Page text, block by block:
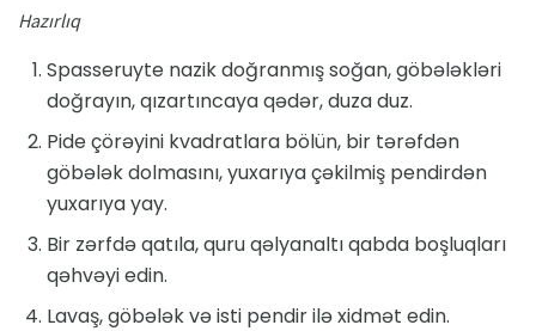
Hazırlıq
Spasseruyte nazik doğranmış soğan, göbələkləri
doğrayın, qızartıncaya qədər, duza duz.
Pide çörəyini kvadratlara bölün, bir tərəfdən
göbələk dolmasını, yuxarıya çəkilmiş pendirdən
yuxarıya yay.
Bir zərfdə qatıla, quru qəlyanaltı qabda boşluqları
qəhvəyi edin.
Lavaş, göbələk və isti pendir ilə xidmət edin.